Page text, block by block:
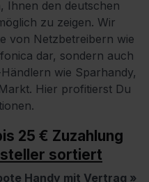
Ihnen den deutschen
zu zeigen. Wir
von Netzbetreibern wie
dar, sondern auch
wie Sparhandy,
Hier profitierst Du
25 € Zuzahlung
sortiert
Handy mit Vertrag »